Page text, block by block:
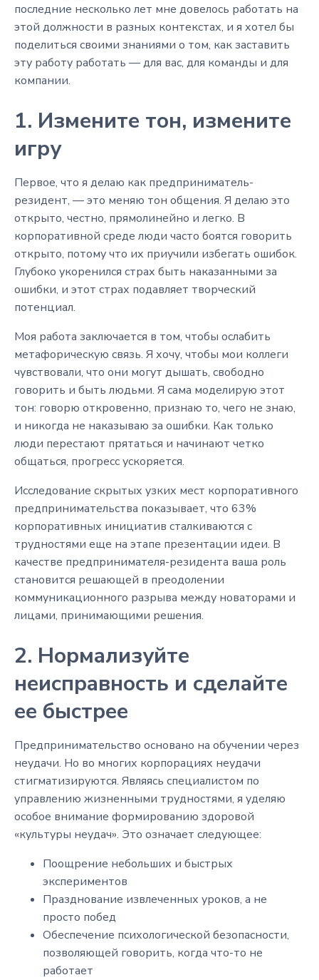
последние несколько лет мне довелось работать на
этой должности в разных контекстах, и я хотел бы
поделиться своими знаниями о том, как заставить
эту работу работать — для вас, для команды и для
компании.
1. Измените тон, измените
игру
Первое, что я делаю как предприниматель-
резидент, — это меняю тон общения. Я делаю это
открыто, честно, прямолинейно и легко. В
корпоративной среде люди часто боятся говорить
открыто, потому что их приучили избегать ошибок.
Глубоко укоренился страх быть наказанными за
ошибки, и этот страх подавляет творческий
потенциал.
Моя работа заключается в том, чтобы ослабить
метафорическую связь. Я хочу, чтобы мои коллеги
чувствовали, что они могут дышать, свободно
говорить и быть людьми. Я сама моделирую этот
тон: говорю откровенно, признаю то, чего не знаю,
и никогда не наказываю за ошибки. Как только
люди перестают прятаться и начинают четко
общаться, прогресс ускоряется.
Исследование скрытых узких мест корпоративного
предпринимательства показывает, что 63%
корпоративных инициатив сталкиваются с
трудностями еще на этапе презентации идеи. В
качестве предпринимателя-резидента ваша роль
становится решающей в преодолении
коммуникационного разрыва между новаторами и
лицами, принимающими решения.
2. Нормализуйте
неисправность и сделайте
ее быстрее
Предпринимательство основано на обучении через
неудачи. Но во многих корпорациях неудачи
стигматизируются. Являясь специалистом по
управлению жизненными трудностями, я уделяю
особое внимание формированию здоровой
«культуры неудач». Это означает следующее:
Поощрение небольших и быстрых
экспериментов
Празднование извлеченных уроков, а не
просто побед
Обеспечение психологической безопасности,
позволяющей говорить, когда что-то не
работает